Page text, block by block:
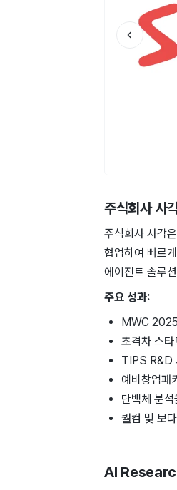
주식회사 사
주식회사 사각
협업하여 빠르
에이전트 솔루
주요 성과:
MWC
초격차 스
TIPS R&D
예비창업패
단백체 분
퀄컴 및 보
AI